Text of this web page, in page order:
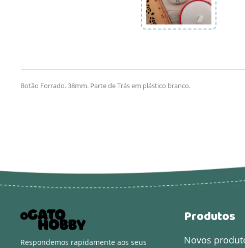
Botão Forrado. 38mm. Parte de Trás em plástico branco.
Respondemos rapidamente aos seus
Produtos
Novos